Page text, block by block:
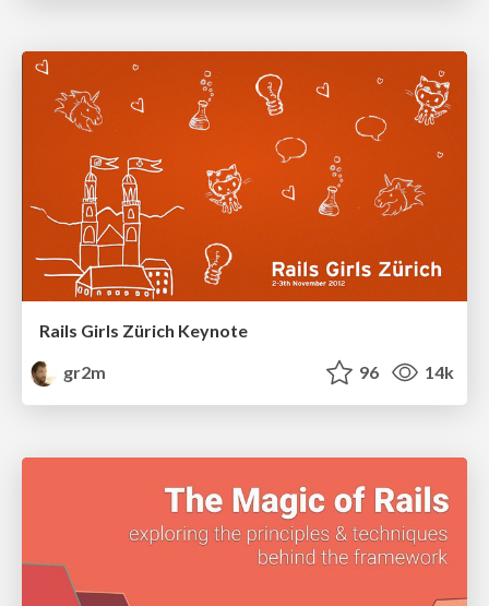
Rails Girls Zürich Keynote
gr2m
96 14k